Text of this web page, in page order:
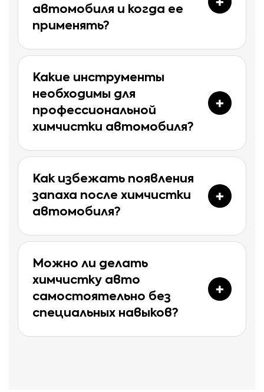
автомобиля и когда ее
применять?
Какие инструменты
необходимы для
профессиональной
химчистки автомобиля?
Как избежать появления
запаха после химчистки
автомобиля?
Можно ли делать
химчистку авто
самостоятельно без
специальных навыков?